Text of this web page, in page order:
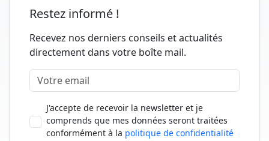
Restez informé !
Recevez nos derniers conseils et actualités
directement dans votre boîte mail.
J'accepte de recevoir la newsletter et je
comprends que mes données seront traitées
conformément à la politique de confidentialité